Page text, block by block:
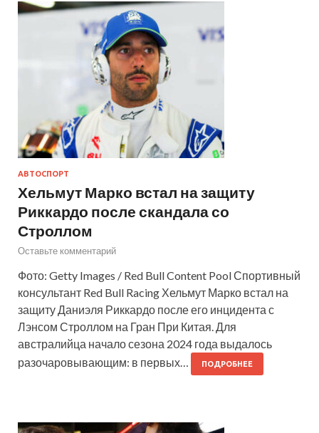
АВТОСПОРТ
Хельмут Марко встал на защиту
Риккардо после скандала со
Строллом
Оставьте комментарий
Фото: Getty Images / Red Bull Content Pool Спортивный
консультант Red Bull Racing Хельмут Марко встал на
защиту Даниэля Риккардо после его инцидента с
Лэнсом Строллом на Гран При Китая. Для
австралийца начало сезона 2024 года выдалось
разочаровывающим: в первых…
ПОДРОБНЕЕ